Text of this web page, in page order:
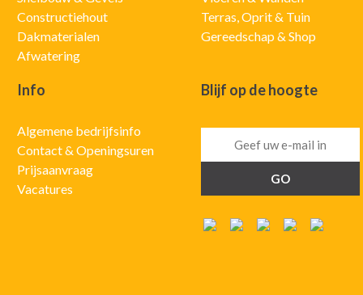
Constructiehout
Dakmaterialen
Afwatering
Terras, Oprit & Tuin
Gereedschap & Shop
Info
Algemene bedrijfsinfo
Contact & Openingsuren
Prijsaanvraag
Vacatures
Blijf op de hoogte